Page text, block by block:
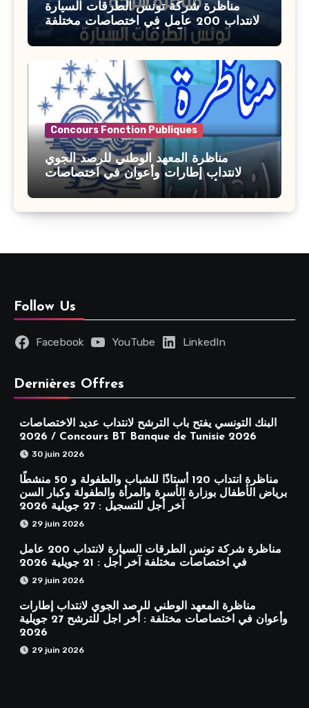
مناظرة شركة تونس الطرقات السيارة
لانتداب 200 عامل في اختصاصات مختلفة
آخر أجل : 21 جويلية 2026
Concours Fonction Publiques
مناظرة المعهد الوطني للرصد الجوي
لانتداب إطارات وأعوان في اختصاصات
مختلفة : أخر اجل للترشح 27 جويلية 2026
Follow Us
Facebook YouTube LinkedIn
Dernières Offres
البنك التونسي يفتح باب الترشح لانتداب عديد الاختصاصات
2026 / Concours BT Banque de Tunisie 2026
30 juin 2026
مناظرة انتداب 120 أستاذًا للشباب والطفولة و 50 منشطًا
برياض الأطفال بوزارة الأسرة والمرأة والطفولة وكبار السن
آخر أجل للتسجيل : 27 جويلية 2026
29 juin 2026
مناظرة شركة تونس الطرقات السيارة لانتداب 200 عامل
في اختصاصات مختلفة آخر أجل : 21 جويلية 2026
29 juin 2026
مناظرة المعهد الوطني للرصد الجوي لانتداب إطارات
وأعوان في اختصاصات مختلفة : أخر اجل للترشح 27 جويلية
2026
29 juin 2026